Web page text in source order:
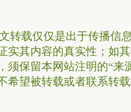
转载仅仅是出于传播信
实其内容的真实性；如
须保留本网站注明的“来
希望被转载或者联系转